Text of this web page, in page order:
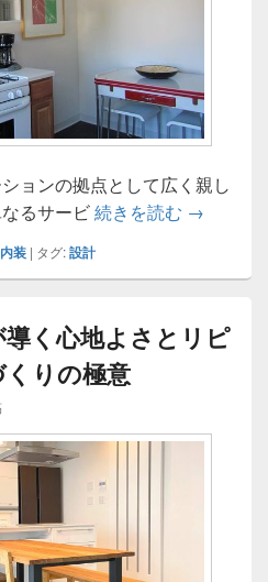
ョンの拠点として広く親し
るサービ続きを読む 利用者に
→
内装 | タグ:設計
く心地よさとリピ
りの極意